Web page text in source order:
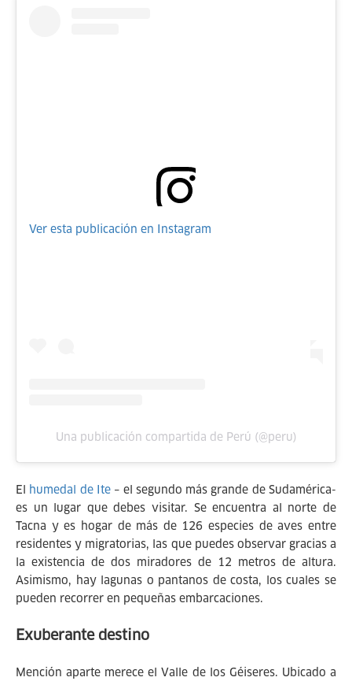
Ver esta publicación en Instagram
Una publicación compartida de Perú (@peru)
El humedal de Ite– el segundo más grande de Sudamérica-
es un lugar que debes visitar. Se encuentra al norte de
Tacna y es hogar de más de 126 especies de aves entre
residentes y migratorias, las que puedes observar gracias a
la existencia de dos miradores de 12 metros de altura.
Asimismo, hay lagunas o pantanos de costa, los cuales se
pueden recorrer en pequeñas embarcaciones.
Exuberante destino
Mención aparte merece el Valle de los Géiseres. Ubicado a